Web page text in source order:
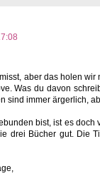
aber das holen
Was du davon
sind immer ärgerlich,
bist, ist es
drei Bücher gut. Die